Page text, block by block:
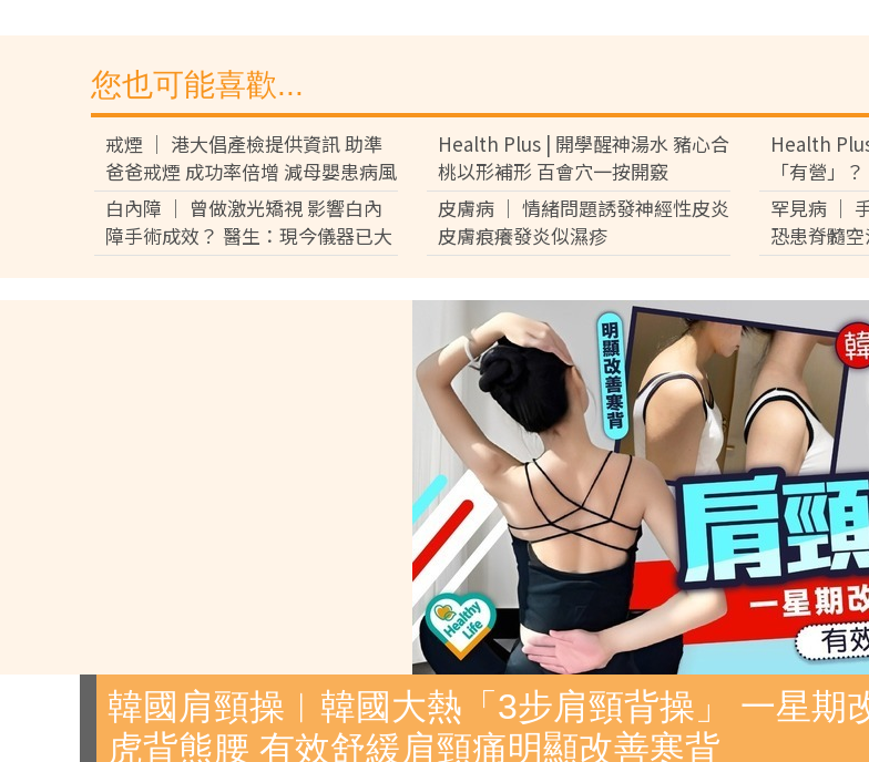
您也可能喜歡...
戒煙 │ 港大倡產檢提供資訊 助準
爸爸戒煙 成功率倍增 減母嬰患病風
險
Health Plus | 開學醒神湯水 豬心合
桃以形補形 百會穴一按開竅
Health
「有營」？
白內障 │ 曾做激光矯視 影響白內
障手術成效？ 醫生：現今儀器已大
減誤差
皮膚病 │ 情緒問題誘發神經性皮炎
皮膚痕癢發炎似濕疹
罕見病 │
恐患脊髓
韓國肩頸操︱韓國大熱「3步肩頸背操」 一星期
虎背熊腰 有效舒緩肩頸痛明顯改善寒背